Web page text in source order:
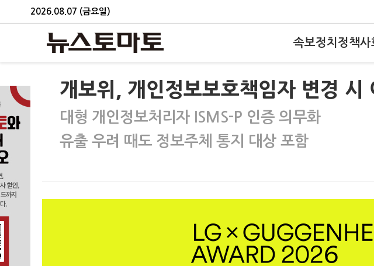
2026.08.07 (금요일)
속보정치 정책사
개보위, 개인정보보호책임자 변경 시
대형 개인정보처리자 ISMS-P 인증 의무화
유출 우려 때도 정보주체 통지 대상 포함